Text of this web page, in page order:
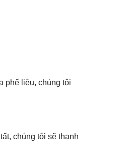
phế liệu, chúng tôi
chúng tôi sẽ thanh